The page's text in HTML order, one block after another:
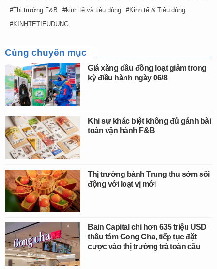
Thị trường F&B
kinh tế và tiêu dùng
Kinh tế & Tiêu dùng
KINHTETIEUDUNG
Cùng chuyên mục
Giá xăng dầu đồng loạt giảm trong
kỳ điều hành ngày 06/8
Khi sự khác biệt không đủ gánh bài
toán vận hành F&B
Thị trường bánh Trung thu sớm sôi
động với loạt vị mới
Bain Capital chi hơn 635 triệu USD
thâu tóm Gong Cha, tiếp tục đặt
cược vào thị trường trà toàn cầu